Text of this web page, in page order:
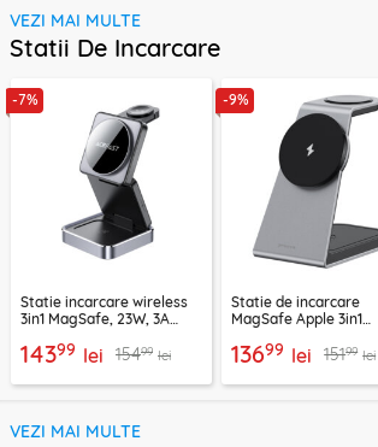
VEZI MAI MULTE
Statii De Incarcare
-7%
Statie incarcare wireless
3in1 MagSafe, 23W, 3A
14399 lei 15499 lei
-9%
Statie de incarcare
MagSafe Apple 3in1
WSOP15020003
13699 lei 15199 lei
VEZI MAI MULTE